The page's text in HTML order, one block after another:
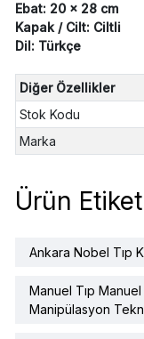
Ebat: 20 x 28 cm
Kapak / Cilt: Ciltli
Dil: Türkçe
Diğer Özellikler
Stok Kodu
Marka
Ürün
Ankara Nobel Tıp
Manuel Tıp
Manipülasyon